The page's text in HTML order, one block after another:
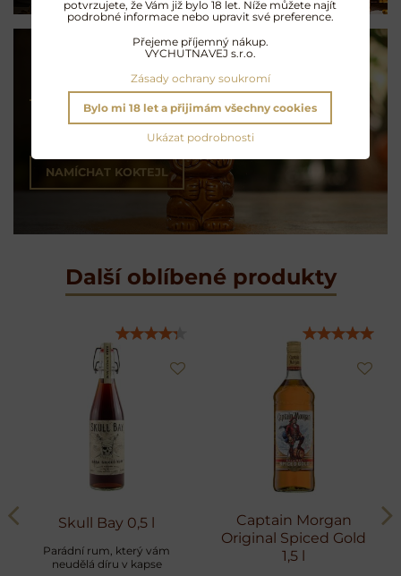
Koktejly na rumu
Exotické opojení
NAMÍCHAT KOKTEJL
Další oblíbené produkty
Skull Bay 0,5 l
Parádní rum, který vám
neudělá díru v kapse
Captain Morgan
Original Spiced Gold
1,5 l
potvrzujete, že Vám již bylo 18 let. Níže můžete najít
podrobné informace nebo upravit své preference.
Přejeme příjemný nákup.
VYCHUTNAVEJ s.r.o.
Zásady ochrany soukromí
Ukázat podrobnosti
Bylo mi 18 let a přijimám všechny cookies